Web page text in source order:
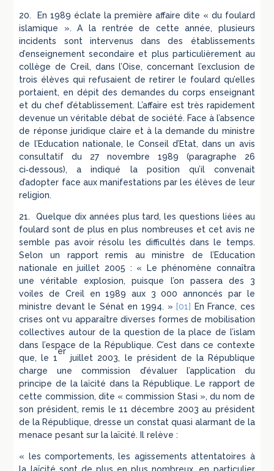
20. En 1989 éclate la première affaire dite « du foulard
islamique ». A la rentrée de cette année, plusieurs
incidents sont intervenus dans des établissements
d’enseignement secondaire et plus particulièrement au
collège de Creil, dans l’Oise, concernant l’exclusion de
trois élèves qui refusaient de retirer le foulard qu’elles
portaient, en dépit des demandes du corps enseignant
et du chef d’établissement. L’affaire est très rapidement
devenue un véritable débat de société. Face à l’absence
de réponse juridique claire et à la demande du ministre
de l’Education nationale, le Conseil d’Etat, dans un avis
consultatif du 27 novembre 1989 (paragraphe 26
ci‑dessous), a indiqué la position qu’il convenait
d’adopter face aux manifestations par les élèves de leur
religion.
21. Quelque dix années plus tard, les questions liées au
foulard sont de plus en plus nombreuses et cet avis ne
semble pas avoir résolu les difficultés dans le temps.
Selon un rapport remis au ministre de l’Education
nationale en juillet 2005 : « Le phénomène connaîtra
une véritable explosion, puisque l’on passera des 3
voiles de Creil en 1989 aux 3 000 annoncés par le
ministre devant le Sénat en 1994. » [01]
En France, ces
crises ont vu apparaître diverses formes de mobilisation
collectives autour de la question de la place de l’islam
dans l’espace de la République. C’est dans ce contexte
que, le 1
er
juillet 2003, le président de la République
charge une commission d’évaluer l’application du
principe de la laïcité dans la République. Le rapport de
cette commission, dite « commission Stasi », du nom de
son président, remis le 11 décembre 2003 au président
de la République, dresse un constat quasi alarmant de la
menace pesant sur la laïcité. Il relève :
« les comportements, les agissements attentatoires à